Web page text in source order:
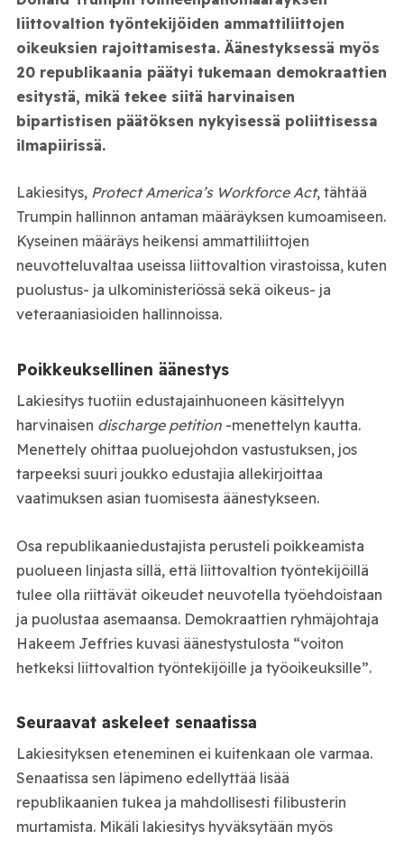
liittovaltion työntekijöiden ammattiliittojen
oikeuksien rajoittamisesta. Äänestyksessä myös
20 republikaania päätyi tukemaan demokraattien
esitystä, mikä tekee siitä harvinaisen
bipartistisen päätöksen nykyisessä poliittisessa
ilmapiirissä.
Lakiesitys, Protect America’s Workforce Act, tähtää
Trumpin hallinnon antaman määräyksen kumoamiseen.
Kyseinen määräys heikensi ammattiliittojen
neuvotteluvaltaa useissa liittovaltion virastoissa, kuten
puolustus- ja ulkoministeriössä sekä oikeus- ja
veteraaniasioiden hallinnoissa.
Poikkeuksellinen äänestys
Lakiesitys tuotiin edustajainhuoneen käsittelyyn
harvinaisen discharge petition-menettelyn kautta.
Menettely ohittaa puoluejohdon vastustuksen, jos
tarpeeksi suuri joukko edustajia allekirjoittaa
vaatimuksen asian tuomisesta äänestykseen.
Osa republikaaniedustajista perusteli poikkeamista
puolueen linjasta sillä, että liittovaltion työntekijöillä
tulee olla riittävät oikeudet neuvotella työehdoistaan
ja puolustaa asemaansa. Demokraattien ryhmäjohtaja
Hakeem Jeffries kuvasi äänestystulosta “voiton
hetkeksi liittovaltion työntekijöille ja työoikeuksille”.
Seuraavat askeleet senaatissa
Lakiesityksen eteneminen ei kuitenkaan ole varmaa.
Senaatissa sen läpimeno edellyttää lisää
republikaanien tukea ja mahdollisesti filibusterin
murtamista. Mikäli lakiesitys hyväksytään myös